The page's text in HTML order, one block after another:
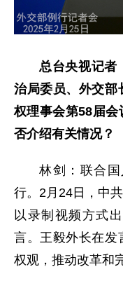
总台央视记者
治局委员、外交部
权理事会第58届
否介绍有关情况？
林剑：联合
行。2月24日，中
以录制视频方式
言。王毅外长在发
权观，推动改革和